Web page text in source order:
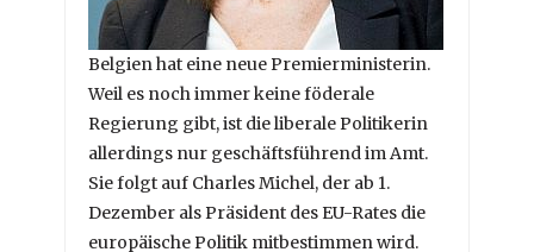
Belgien hat eine neue Premierministerin.
Weil es noch immer keine föderale
Regierung gibt, ist die liberale Politikerin
allerdings nur geschäftsführend im Amt.
Sie folgt auf Charles Michel, der ab 1.
Dezember als Präsident des EU-Rates die
europäische Politik mitbestimmen wird.